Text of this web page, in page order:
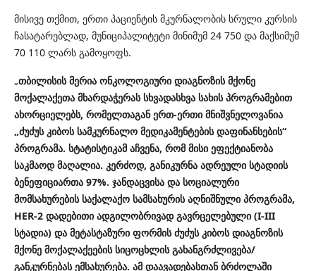
მისივე თქმით, ერთი პაციენტის მკურნალობის სრული კურსის
ჩასატარებლად, მუნიციპალიტეტი მინიმუმ 24 750 და მაქსიმუმ
70 110 ლარს გამოყოფს.
„თბილისის მერია ონკოლოგიური დიაგნოზის მქონე
მოქალაქეთა მხარდაჭერას სხვადასხვა სახის პროგრამებით
ახორციელებს, რომელთაგან ერთ-ერთი მნიშვნელოვანია
„ძუძუს კიბოს სამკურნალო მედიკამენტების დაფინანსების“
პროგრამა. სტატისტიკამ აჩვენა, რომ მისი ეფექტიანობა
საკმაოდ მაღალია. კერძოდ, განიკურნა ადრეული სტადიის
ბენეფიციართა 97%. ჯანდაცვისა და სოციალური
მომსახურების საქალაქო სამსახურის აღნიშნული პროგრამა,
HER-2 დადებითი ადგილობრივად გავრცელებული (I-III
სტადია) და მეტასტაზური ფორმის ძუძუს კიბოს დიაგნოზის
მქონე მოქალაქეების სიცოცხლის გახანგრძლივება/
განკურნებას ემსახურება. ამ დაავადებასთან ბრძოლაში